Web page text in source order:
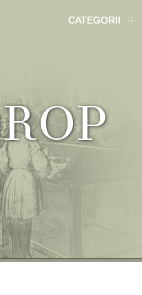
CATEGORII